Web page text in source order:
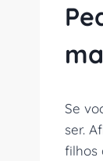
Se
ser.
filhos